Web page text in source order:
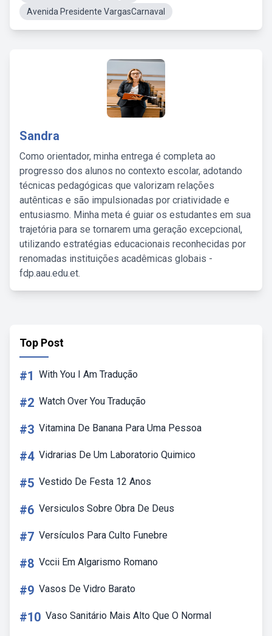
Avenida Presidente VargasCarnaval
Sandra
Como orientador, minha entrega é completa ao
progresso dos alunos no contexto escolar, adotando
técnicas pedagógicas que valorizam relações
autênticas e são impulsionadas por criatividade e
entusiasmo. Minha meta é guiar os estudantes em sua
trajetória para se tornarem uma geração excepcional,
utilizando estratégias educacionais reconhecidas por
renomadas instituições acadêmicas globais -
fdp.aau.edu.et.
Top Post
#1 With You I Am Tradução
#2 Watch Over You Tradução
#3 Vitamina De Banana Para Uma Pessoa
#4 Vidrarias De Um Laboratorio Quimico
#5 Vestido De Festa 12 Anos
#6 Versiculos Sobre Obra De Deus
#7 Versículos Para Culto Funebre
#8 Vccii Em Algarismo Romano
#9 Vasos De Vidro Barato
#10 Vaso Sanitário Mais Alto Que O Normal